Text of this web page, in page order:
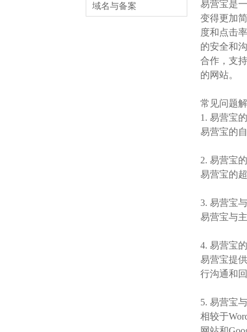
域名与备案
易营宝是
变得更加
度和点击
的安全和
合作，支
的网站。
常见问题解
1. 易营宝
易营宝的
2. 易营宝
易营宝的
3. 易营宝
易营宝与
4. 易营宝
易营宝提
行沟通和回
5. 易营宝
相较于